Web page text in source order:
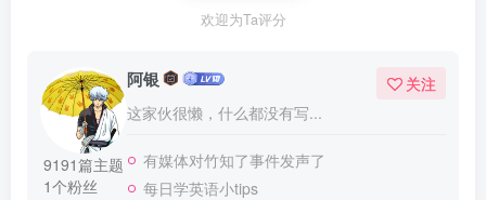
欢迎为Ta评分
9191篇主题
1个粉丝
阿银
这家伙很懒，什么都没有写...
关注
有媒体对竹知了事件发声了
每日学英语小tips